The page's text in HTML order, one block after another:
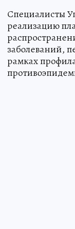
Специалисты
реализацию
заболеваний,
рамках